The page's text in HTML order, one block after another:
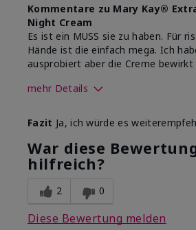
Kommentare zu Mary Kay®
Night Cream
Es ist ein MUSS sie zu haben. Für
Hände ist die einfach mega. Ich
ausprobiert aber die Creme bewirkt
mehr Details
Anwendungserfahrung mit
dem Produkt insgesamt?
Fazit Ja, ich würde es
War diese
hilfreich?
2 0
Diese Bewertung melden